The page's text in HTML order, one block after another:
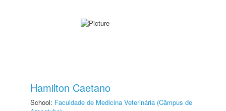
Hamilton Caetano
School: Faculdade de Medicina Veterinária (Câmpus de